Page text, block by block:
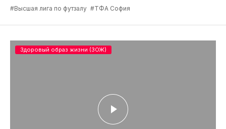
#Высшая лига по футзалу #ТФА София
Здоровый образ жизни (ЗОЖ)